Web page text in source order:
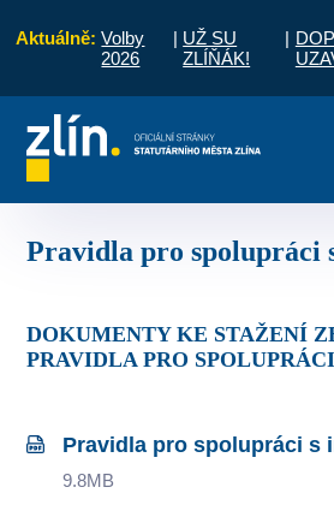
Aktuálně: Volby
2026
| UŽ SU
ZLÍŇÁK!
|
vyřídit Potřebuji zaplatit
Pravidla pro spolupráci
DOKUMENTY KE STAŽENÍ ZE SLOŽKY
PRAVIDLA PRO
Pravidla pro spolupráci s
9.8MB